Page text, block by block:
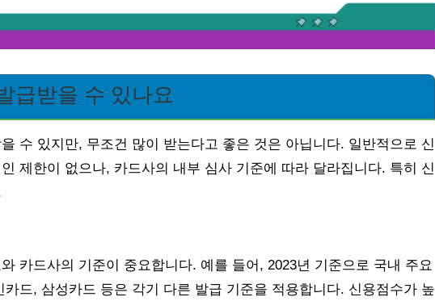
급받을 수 있나요
수 있지만, 무조건 많이 받는다고 좋은 것은 아닙니다. 일반적으로 신
제한이 없으나, 카드사의 내부 심사 기준에 따라 달라집니다. 특히 신
카드사의 기준이 중요합니다. 예를 들어, 2023년 기준으로 국내 주요
카드, 삼성카드 등은 각기 다른 발급 기준을 적용합니다. 신용점수가 높